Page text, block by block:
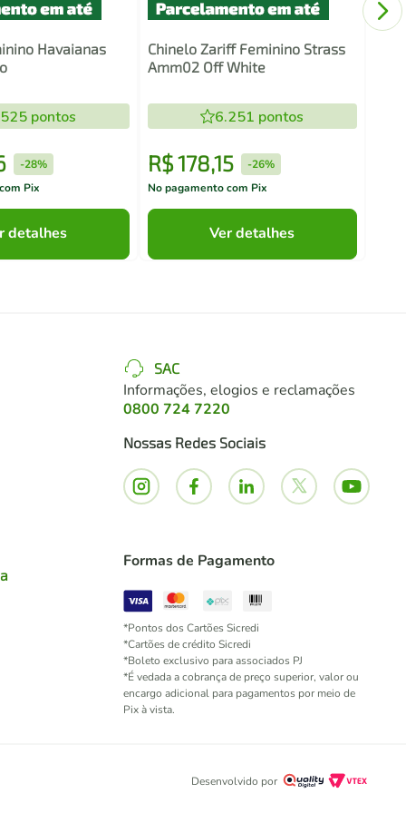
Havaianas
pontos
-28%
Pix
detalhes
Chinelo Zariff Feminino Strass
Amm02 Off White
6.251 pontos
R$178,15 -26%
No pagamento com Pix
Ver detalhes
SAC
Informações, elogios e reclamações
0800 724 7220
Nossas Redes Sociais
Formas de Pagamento
*Pontos dos Cartões Sicredi
*Cartões de crédito Sicredi
*Boleto exclusivo para associados PJ
*É vedada a cobrança de preço superior, valor ou
encargo adicional para pagamentos por meio de
Pix à vista.
Desenvolvido por